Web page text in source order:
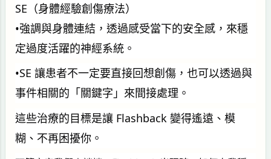
SE（身體經驗創傷療法）
•強調與身體連結，透過感受當下的安全感，來穩
定過度活躍的神經系統。
•SE 讓患者不一定要直接回想創傷，也可以透過與
事件相關的「關鍵字」來間接處理。
這些治療的目標是讓 Flashback 變得遙遠、模
糊、不再困擾你。